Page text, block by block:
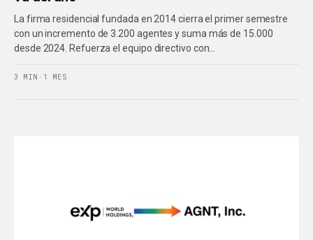
La firma residencial fundada en 2014 cierra el primer semestre
con un incremento de 3.200 agentes y suma más de 15.000
desde 2024. Refuerza el equipo directivo con…
3 MIN · 1 MES